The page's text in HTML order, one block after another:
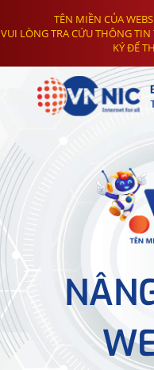
TÊN MIỀN CỦA
VUI LÒNG TRA CỨU THÔNG TIN
KÝ ĐỂ